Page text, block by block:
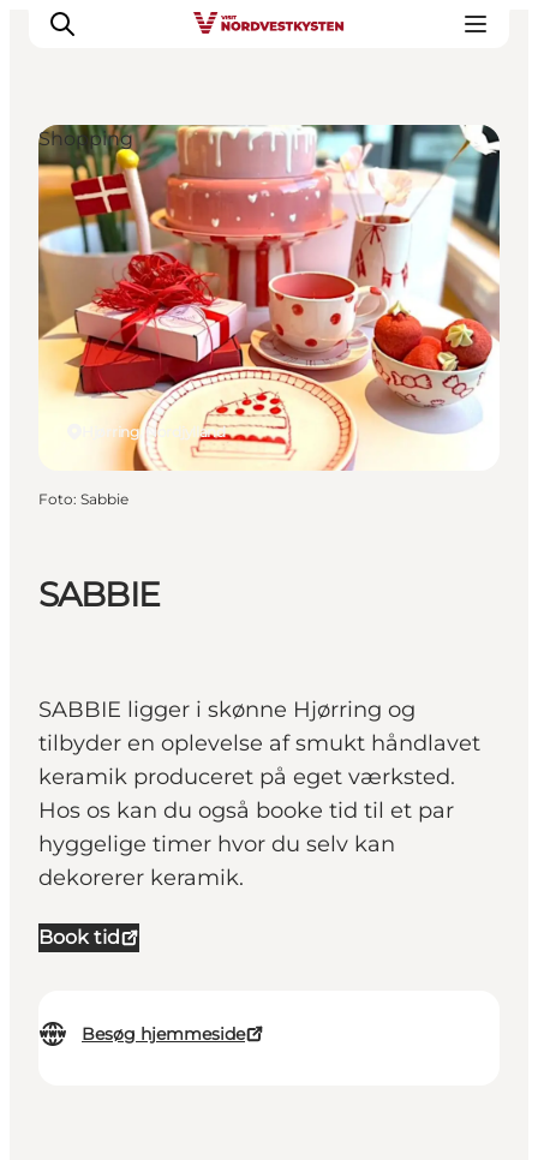
Feriesteder
Inspiration
Handicapvenlig ferie
Events
Overnatning
Planlæg din ferie
SABBIE
SABBIE ligger i skønne Hjørring og
tilbyder en oplevelse af smukt håndlavet
keramik produceret på eget værksted.
Hos os kan du også booke tid til et par
hyggelige timer hvor du selv kan
dekorerer keramik.
Book tid
Besøg hjemmeside
Hjørring, Nordjylland
Shopping
Foto: Sabbie